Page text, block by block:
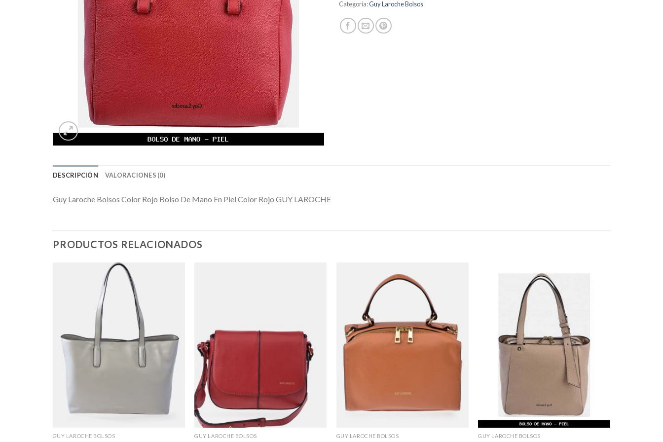
Categoría:Guy Laroche Bolsos
DESCRIPCIÓN VALORACIONES (0)
Guy Laroche Bolsos Color Rojo Bolso De Mano En Piel Color Rojo GUY LAROCHE
PRODUCTOS RELACIONADOS
GUY LAROCHE BOLSOS GUY LAROCHE BOLSOS GUY LAROCHE BOLSOS GUY LAROCHE BOLSOS